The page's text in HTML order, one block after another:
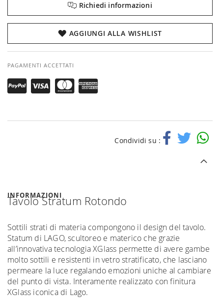
Richiedi informazioni
AGGIUNGI ALLA WISHLIST
PAGAMENTI ACCETTATI
Condividi su :
INFORMAZIONI
Tavolo Stratum Rotondo
Sottili strati di materia compongono il design del tavolo.
Statum di LAGO, scultoreo e materico che grazie
all’innovativa tecnologia XGlass permette di avere gambe
molto sottili e resistenti in vetro stratificato, che lasciano
permeare la luce regalando emozioni uniche al cambiare
del punto di vista. Interamente realizzato con finitura
XGlass iconica di Lago.